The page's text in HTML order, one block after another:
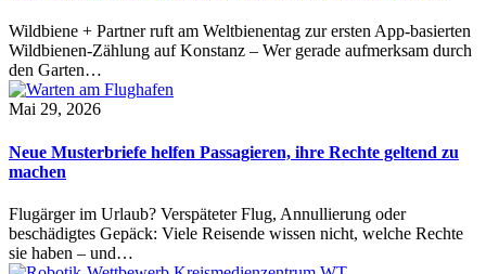
Wildbiene + Partner ruft am Weltbienentag zur ersten App-basierten
Wildbienen-Zählung auf Konstanz – Wer gerade aufmerksam durch
den Garten…
Mai 29, 2026
Neue Musterbriefe helfen Passagieren, ihre Rechte geltend zu
machen
Flugärger im Urlaub? Verspäteter Flug, Annullierung oder
beschädigtes Gepäck: Viele Reisende wissen nicht, welche Rechte
sie haben – und…